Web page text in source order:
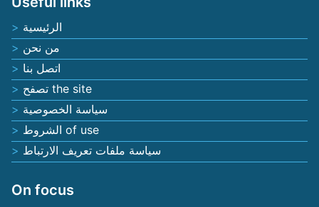
الرئيسية
من نحن
اتصل بنا
تصفح the site
سياسة الخصوصية
الشروط of use
سياسة ملفات تعريف الارتباط
On focus